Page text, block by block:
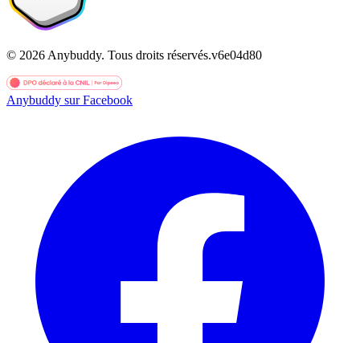
© 2026 Anybuddy. Tous droits réservés.v6e04d80
Anybuddy sur Facebook